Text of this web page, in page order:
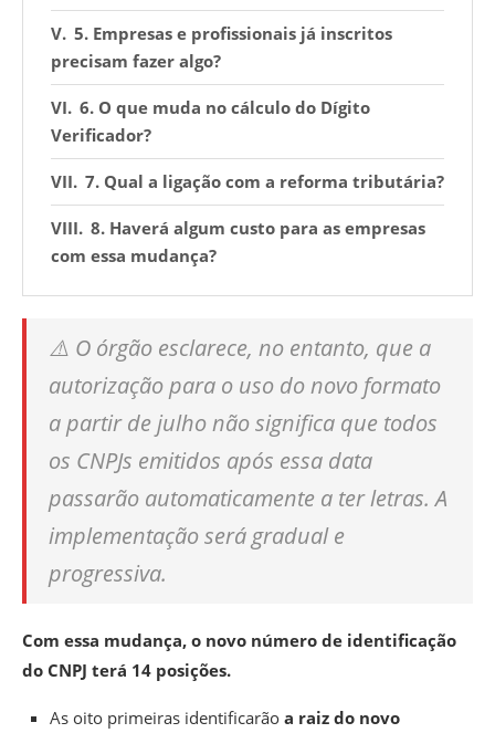
5. Empresas e profissionais já inscritos
precisam fazer algo?
6. O que muda no cálculo do Dígito
Verificador?
7. Qual a ligação com a reforma tributária?
8. Haverá algum custo para as empresas
com essa mudança?
⚠️ O órgão esclarece, no entanto, que a
autorização para o uso do novo formato
a partir de julho não significa que todos
os CNPJs emitidos após essa data
passarão automaticamente a ter letras. A
implementação será gradual e
progressiva.
Com essa mudança, o novo número de identificação
do CNPJ terá 14 posições.
As oito primeiras identificarão a raiz do novo